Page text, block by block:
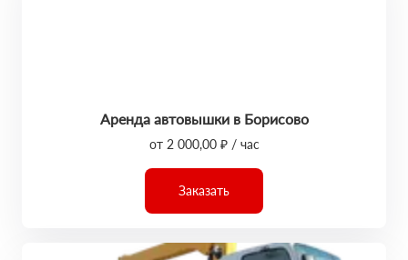
Аренда автовышки в Борисово
от 2 000,00 ₽ / час
Заказать